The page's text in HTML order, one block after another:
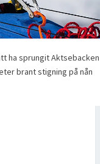
ha sprungit Aktsebacken
brant stigning på nån